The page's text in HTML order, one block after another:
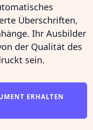
Überschriften,
Ihr Ausbilder
der Qualität des
sein.
ERHALTEN